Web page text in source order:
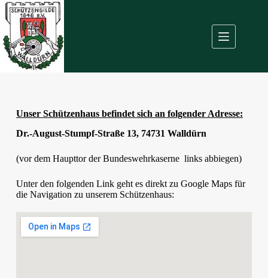
Unser Schützenhaus befindet sich an folgender Adresse:
Dr.-August-Stumpf-Straße 13, 74731 Walldürn
(vor dem Haupttor der Bundeswehrkaserne links abbiegen)
Unter den folgenden Link geht es direkt zu Google Maps für
die Navigation zu unserem Schützenhaus: